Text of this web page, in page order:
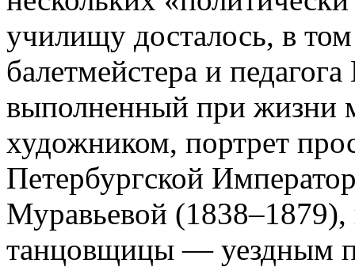
училищу досталось, в
балетмейстера и
выполненный при жизни
художником, портрет
Петербургской
Муравьевой
танцовщицы — уездным